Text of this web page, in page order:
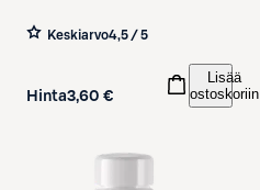
Keskiarvo4,5 / 5
Hinta3,60 €
Lisää
ostoskoriin